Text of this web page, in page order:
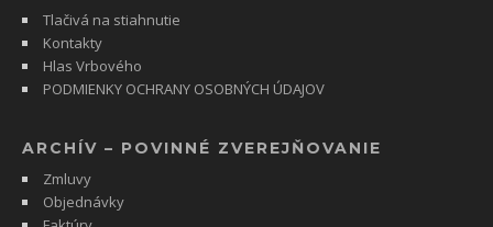
Tlačivá na stiahnutie
Kontakty
Hlas Vrbového
PODMIENKY OCHRANY OSOBNÝCH ÚDAJOV
ARCHÍV – POVINNÉ ZVEREJŇOVANIE
Zmluvy
Objednávky